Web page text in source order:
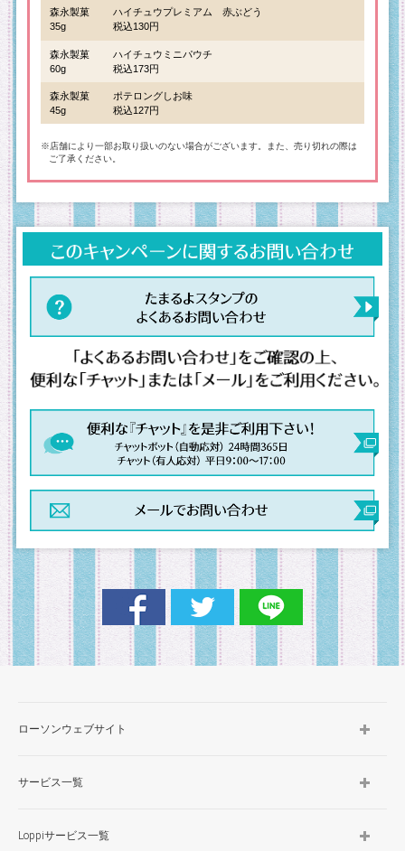
森永製菓
35g
ハイチュウプレミアム 赤ぶどう
税込130円
森永製菓
60g
ハイチュウミニパウチ
税込173円
森永製菓
45g
ポテロングしお味
税込127円
※店舗により一部お取り扱いのない場合がございます。また、売り切れの際は
ご了承ください。
ローソンウェブサイト
サービス一覧
Loppiサービス一覧